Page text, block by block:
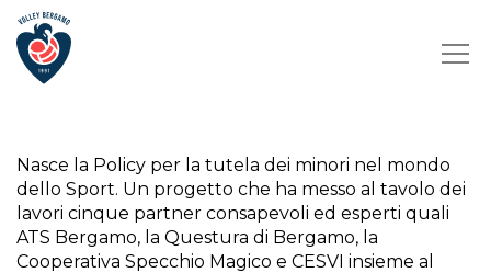
Nasce la Policy per la tutela dei minori nel mondo
dello Sport. Un progetto che ha messo al tavolo dei
lavori cinque partner consapevoli ed esperti quali
ATS Bergamo, la Questura di Bergamo, la
Cooperativa Specchio Magico e CESVI insieme al